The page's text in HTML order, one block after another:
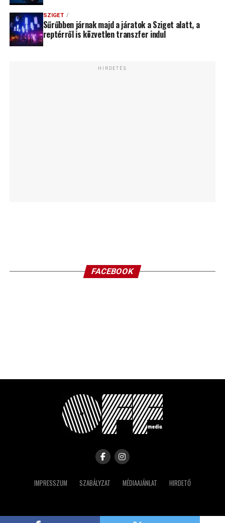
SZIGET
Sűrűbben járnak majd a járatok a Sziget alatt, a
reptérről is közvetlen transzfer indul
HIRDETÉS
FACEBOOK
IMPRESSZUM SZABÁLYZAT MÉDIAAJÁNLAT HIRDETŐ